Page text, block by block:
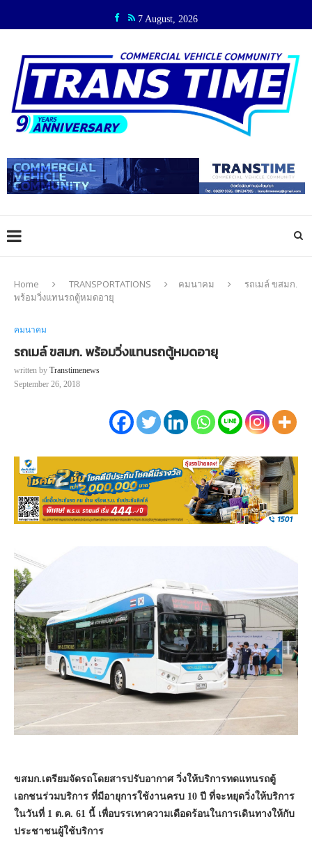
7 August, 2026
Home TRANSPORTATIONS คมนาคม
รถเมล์ ขสมก.
พร้อมวิ่งแทนรถตู้หมดอายุ
คมนาคม
รถเมล์ ขสมก. พร้อมวิ่งแทนรถตู้หมดอายุ
written by Transtimenews
September 26, 2018
ขสมก.เตรียมจัดรถโดยสารปรับอากาศ วิ่งให้บริการทดแทนรถตู้
เอกชนร่วมบริการ ที่มีอายุการใช้งานครบ 10 ปี ที่จะหยุดวิ่งให้บริการ
ในวันที่ 1 ต.ค. 61 นี้ เพื่อบรรเทาความเดือดร้อนในการเดินทางให้กับ
ประชาชนผู้ใช้บริการ